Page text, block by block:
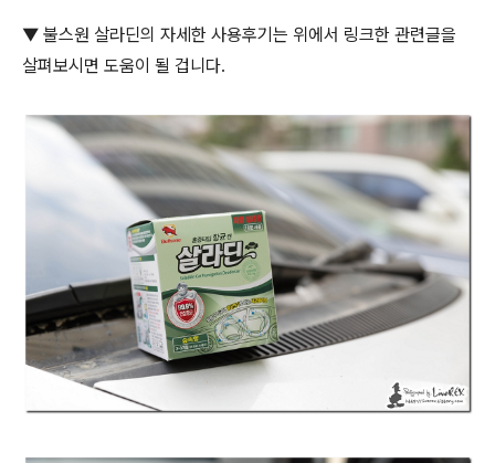
▼ 불스원 살라딘의 자세한 사용후기는 위에서 링크한 관련글을
살펴보시면 도움이 될 겁니다.